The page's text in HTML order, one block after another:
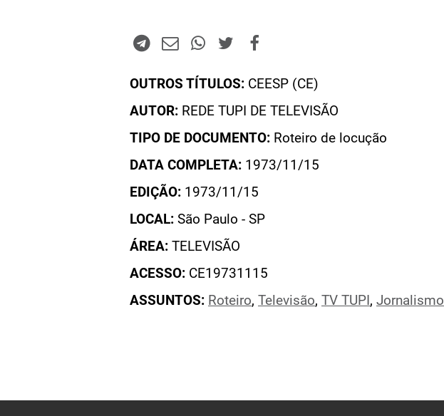
OUTROS TÍTULOS: CEESP (CE)
AUTOR: REDE TUPI DE TELEVISÃO
TIPO DE DOCUMENTO: Roteiro de locução
DATA COMPLETA: 1973/11/15
EDIÇÃO: 1973/11/15
LOCAL: São Paulo - SP
ÁREA: TELEVISÃO
ACESSO: CE19731115
ASSUNTOS: Roteiro, Televisão, TV TUPI , Jornalismo